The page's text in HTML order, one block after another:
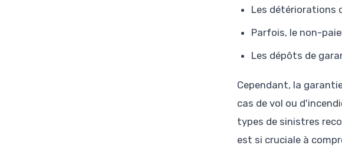
Les détériorations
Parfois, le non-
Les dépôts de
Cependant, la
cas de vol ou
types de sinistres
est si cruciale à